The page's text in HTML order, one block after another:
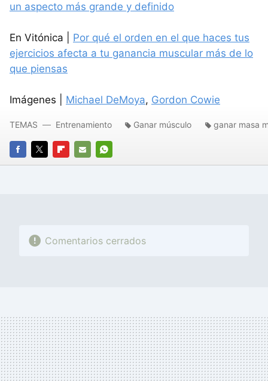
un aspecto más grande y definido
En Vitónica | Por qué el orden en el que haces tus
ejercicios afecta a tu ganancia muscular más de lo
que piensas
Imágenes | Michael DeMoya, Gordon Cowie
FACEBOOK
TWITTERFLIPBOARD
E-
WHATSAPP
TEMAS Entrenamiento Ganar músculo ganar masa
Comentarios cerrados